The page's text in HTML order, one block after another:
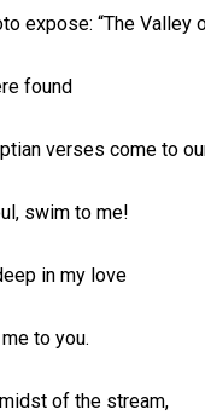
expose: “The Valley
found
verses come to
swim to me!
in my love
to you.
of the stream,